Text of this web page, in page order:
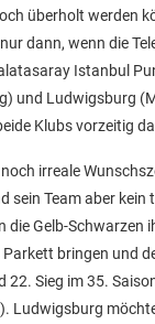
überholt werden
dann, wenn die
Istanbul
und Ludwigsburg
Klubs vorzeitig
irreale
sein Team aber kein
die Gelb-Schwarzen
bringen und
Sieg im 35.
Ludwigsburg